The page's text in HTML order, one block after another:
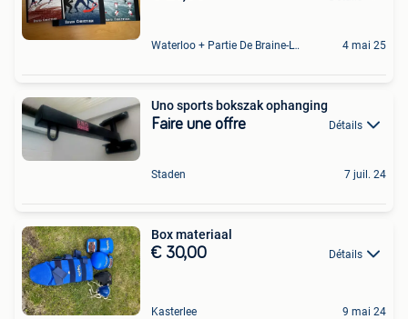
Waterloo + Partie De Braine-L'Alleud, De Ohain 4 mai 25
Uno sports bokszak ophanging
Faire une offre Détails
Staden 7 juil. 24
Box materiaal
€ 30,00 Détails
Kasterlee 9 mai 24